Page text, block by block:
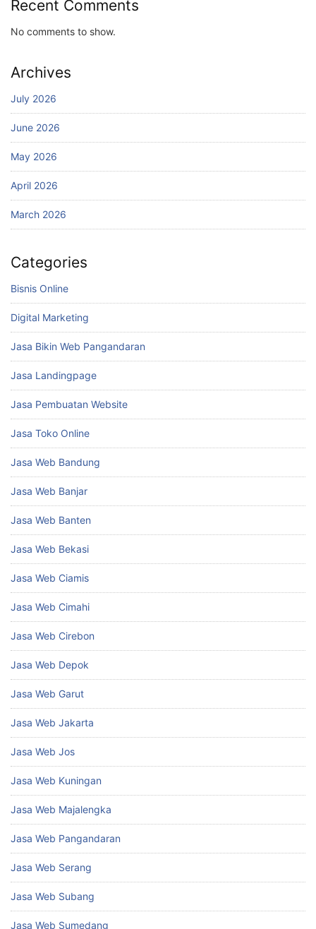
Recent Comments
No comments to show.
Archives
July 2026
June 2026
May 2026
April 2026
March 2026
Categories
Bisnis Online
Digital Marketing
Jasa Bikin Web Pangandaran
Jasa Landingpage
Jasa Pembuatan Website
Jasa Toko Online
Jasa Web Bandung
Jasa Web Banjar
Jasa Web Banten
Jasa Web Bekasi
Jasa Web Ciamis
Jasa Web Cimahi
Jasa Web Cirebon
Jasa Web Depok
Jasa Web Garut
Jasa Web Jakarta
Jasa Web Jos
Jasa Web Kuningan
Jasa Web Majalengka
Jasa Web Pangandaran
Jasa Web Serang
Jasa Web Subang
Jasa Web Sumedang